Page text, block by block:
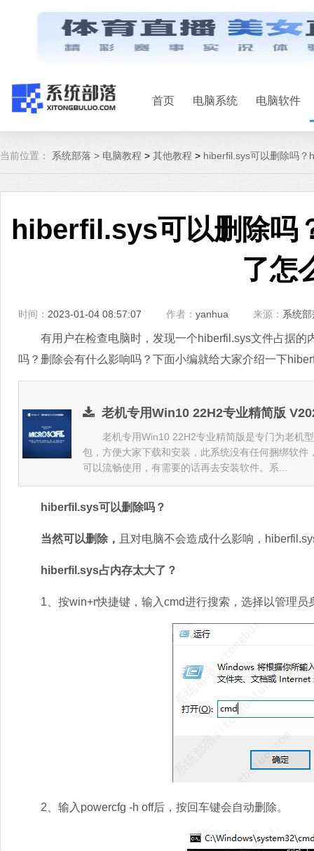
首页 电脑系统 电脑软件
当前位置： 系统部落 > 电脑教程 > 其他教程 > hiberfil.sys可以删除吗？
hiberfil.sys可以删除吗
了怎
时间： 2023-01-04 08:57:07 作者： yanhua 来源： 系统部
有用户在检查电脑时，发现一个hiberfil.sys文件占据的
吗？删除会有什么影响吗？下面小编就给大家介绍一下
老机专用Win10 22H2专业精简版
老机专用Win10 22H2专业精简版是专门为老机型
包，方便大家下载和安装，此系统没有任何捆绑软件
可以流畅使用，有需要的话再去安装软件。系...
hiberfil.sys可以删除吗？
当然可以删除， 且对电脑不会造成什么影响，
hiberfil.sys占内存太大了？
1、按win+r快捷键，输入cmd进行搜索，选择以管理员
2、输入powercfg -h off后，按回车键会自动删除。